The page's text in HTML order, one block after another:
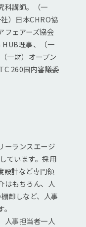
科講師。（一
）日本CHRO協
フェアーズ協会
理事、（一
一財）オープン
260国内審議委
ーランスエージ
ています。採用
設計など専門領
はもちろん、人
卸しなど、人事
人事担当者一人